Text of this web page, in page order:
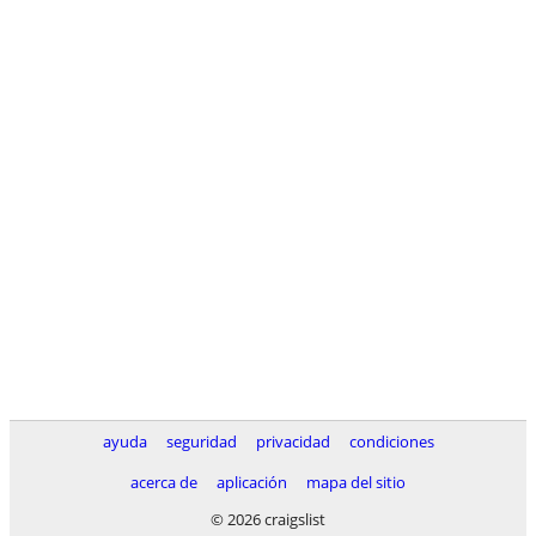
ayuda seguridad privacidad
condiciones
acerca de
aplicación
mapa del sitio
© 2026 craigslist